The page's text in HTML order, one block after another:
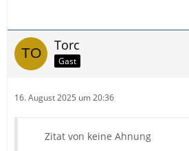
Torc
Gast
16. August 2025 um 20:36
Zitat von keine Ahnung